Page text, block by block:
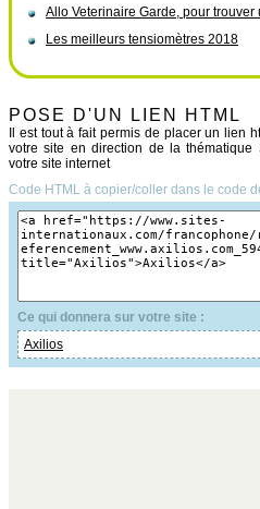
Allo Veterinaire Garde, pour trouver
Les meilleurs tensiomètres 2018
POSE D'UN LIEN HTML
Il est tout à fait permis de placer un lien
votre site en direction de la thématique
votre site internet
Code HTML à copier/coller dans le code
Ce qui donnera sur votre site :
Axilios